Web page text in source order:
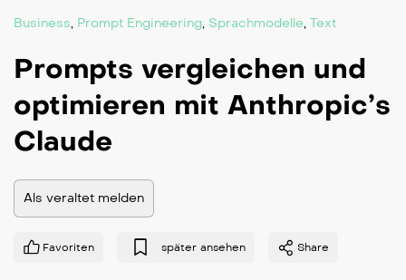
Business, Prompt Engineering, Sprachmodelle, Text
Prompts vergleichen und
optimieren mit Anthropic’s
Claude
Als veraltet melden
Favoriten später ansehen Share